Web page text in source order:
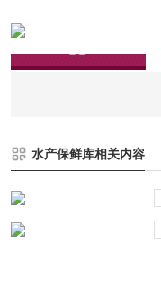
水产保鲜库相关内容